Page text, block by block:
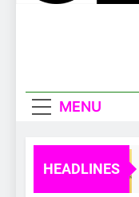
MENU
HEADLINES